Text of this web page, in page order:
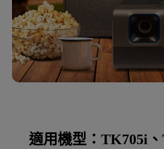
適用機型：TK705i、